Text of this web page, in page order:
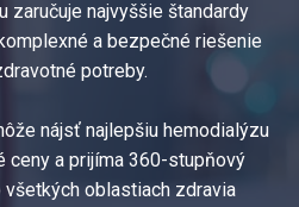
zaručuje najvyššie štandardy
a bezpečné riešenie
potreby.
nájsť najlepšiu hemodialýzu
ceny a prijíma 360-stupňový
oblastiach zdravia